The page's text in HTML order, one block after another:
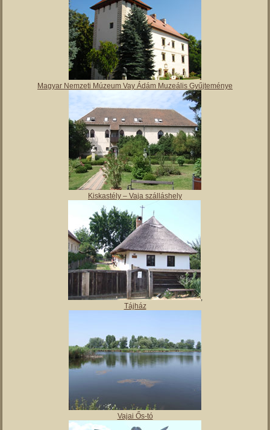
Magyar Nemzeti Múzeum Vay Ádám Muzeális Gyűjteménye
Kiskastély – Vaja szálláshely
,
Tájház
Vajai Ős-tó